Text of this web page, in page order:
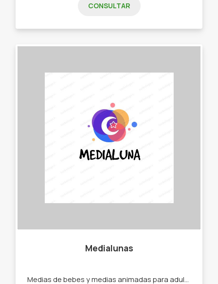
CONSULTAR
Medialunas